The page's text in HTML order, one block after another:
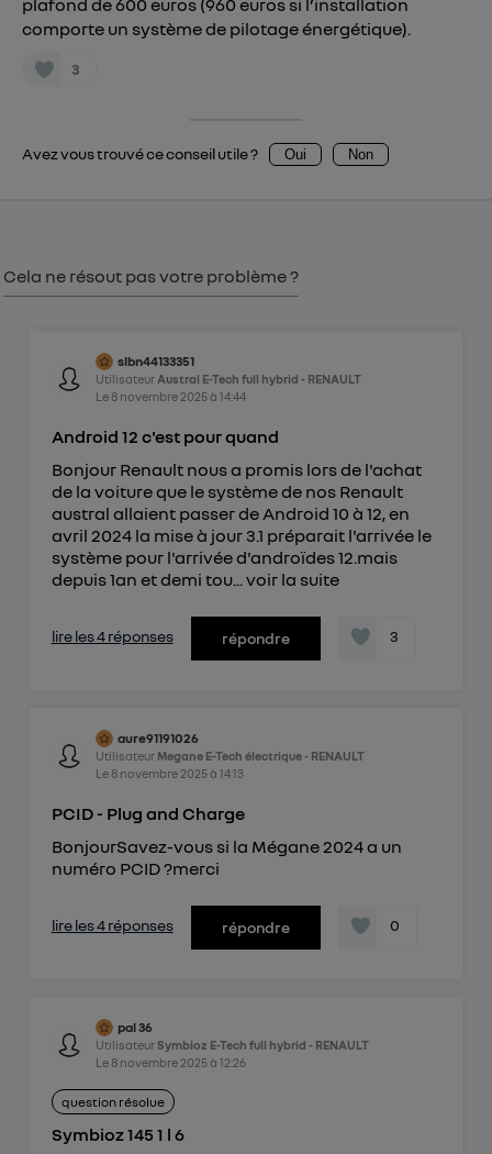
plafond de 600 euros (960 euros si l’installation
comporte un système de pilotage énergétique).
3
Avez vous trouvé ce conseil utile ? Oui Non
Cela ne résout pas votre problème ?
slbn44133351
Utilisateur Austral E-Tech full hybrid - RENAULT
Le 8 novembre 2025à 14:44
Android 12 c'est pour quand
Bonjour Renault nous a promis lors de l'achat
de la voiture que le système de nos Renault
austral allaient passer de Android 10 à 12, en
avril 2024 la mise à jour 3.1 préparait l'arrivée le
système pour l'arrivée d'androïdes 12.mais
depuis 1an et demi tou... voir la suite
lire les 4 réponses répondre 3
aure91191026
Utilisateur Megane E-Tech électrique - RENAULT
Le 8 novembre 2025à 14:13
PCID - Plug and Charge
BonjourSavez-vous si la Mégane 2024 a un
numéro PCID ?merci
lire les 4 réponses répondre 0
pal 36
UtilisateurSymbioz E-Tech full hybrid - RENAULT
Le 8 novembre 2025à 12:26
question résolue
Symbioz 145 1 l 6
Vous pouvez à tout moment retirer ce
consentement surle portail d’Utiq ("
") ou via la page « gérer Utiq » en bas de ce site.
personnelles d'Utiq